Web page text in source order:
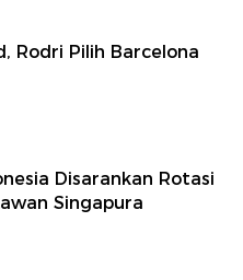
Rodri Pilih Barcelona
Disarankan Rotasi
Singapura